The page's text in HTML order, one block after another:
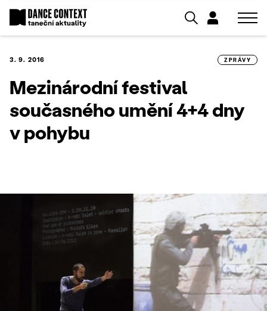
3. 9. 2016 ZPRÁVY
Mezinárodní festival
současného umění 4+4 dny
v pohybu